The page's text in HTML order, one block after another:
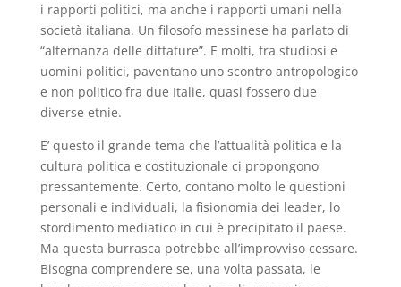
i rapporti politici, ma anche i rapporti umani nella
società italiana. Un filosofo messinese ha parlato di
“alternanza delle dittature”. E molti, fra studiosi e
uomini politici, paventano uno scontro antropologico
e non politico fra due Italie, quasi fossero due
diverse etnie.
E’ questo il grande tema che l’attualità politica e la
cultura politica e costituzionale ci propongono
pressantemente. Certo, contano molto le questioni
personali e individuali, la fisionomia dei leader, lo
stordimento mediatico in cui è precipitato il paese.
Ma questa burrasca potrebbe all’improvviso cessare.
Bisogna comprendere se, una volta passata, le